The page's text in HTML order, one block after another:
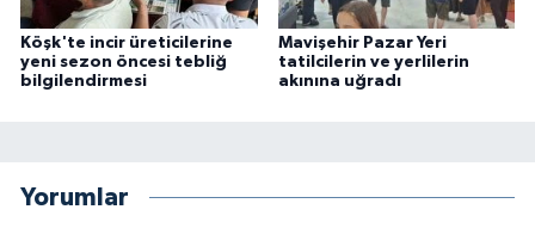
Köşk'te incir üreticilerine
yeni sezon öncesi tebliğ
bilgilendirmesi
Mavişehir Pazar Yeri
tatilcilerin ve yerlilerin
akınına uğradı
Yorumlar